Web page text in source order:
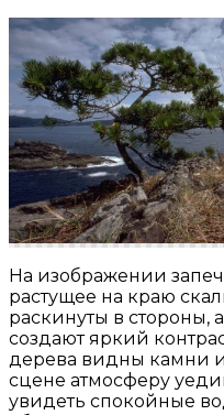
На изображении
растущее на краю
раскинуты в стороны,
создают яркий
дерева видны камни и
сцене атмосферу
увидеть спокойные